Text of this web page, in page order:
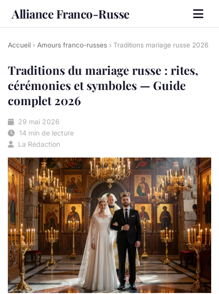
Alliance Franco-Russe
Accueil › Amours franco-russes › Traditions mariage russe 2026
Traditions du mariage russe : rites,
cérémonies et symboles — Guide
complet 2026
29 mai 2026
14 min de lecture
La Rédaction